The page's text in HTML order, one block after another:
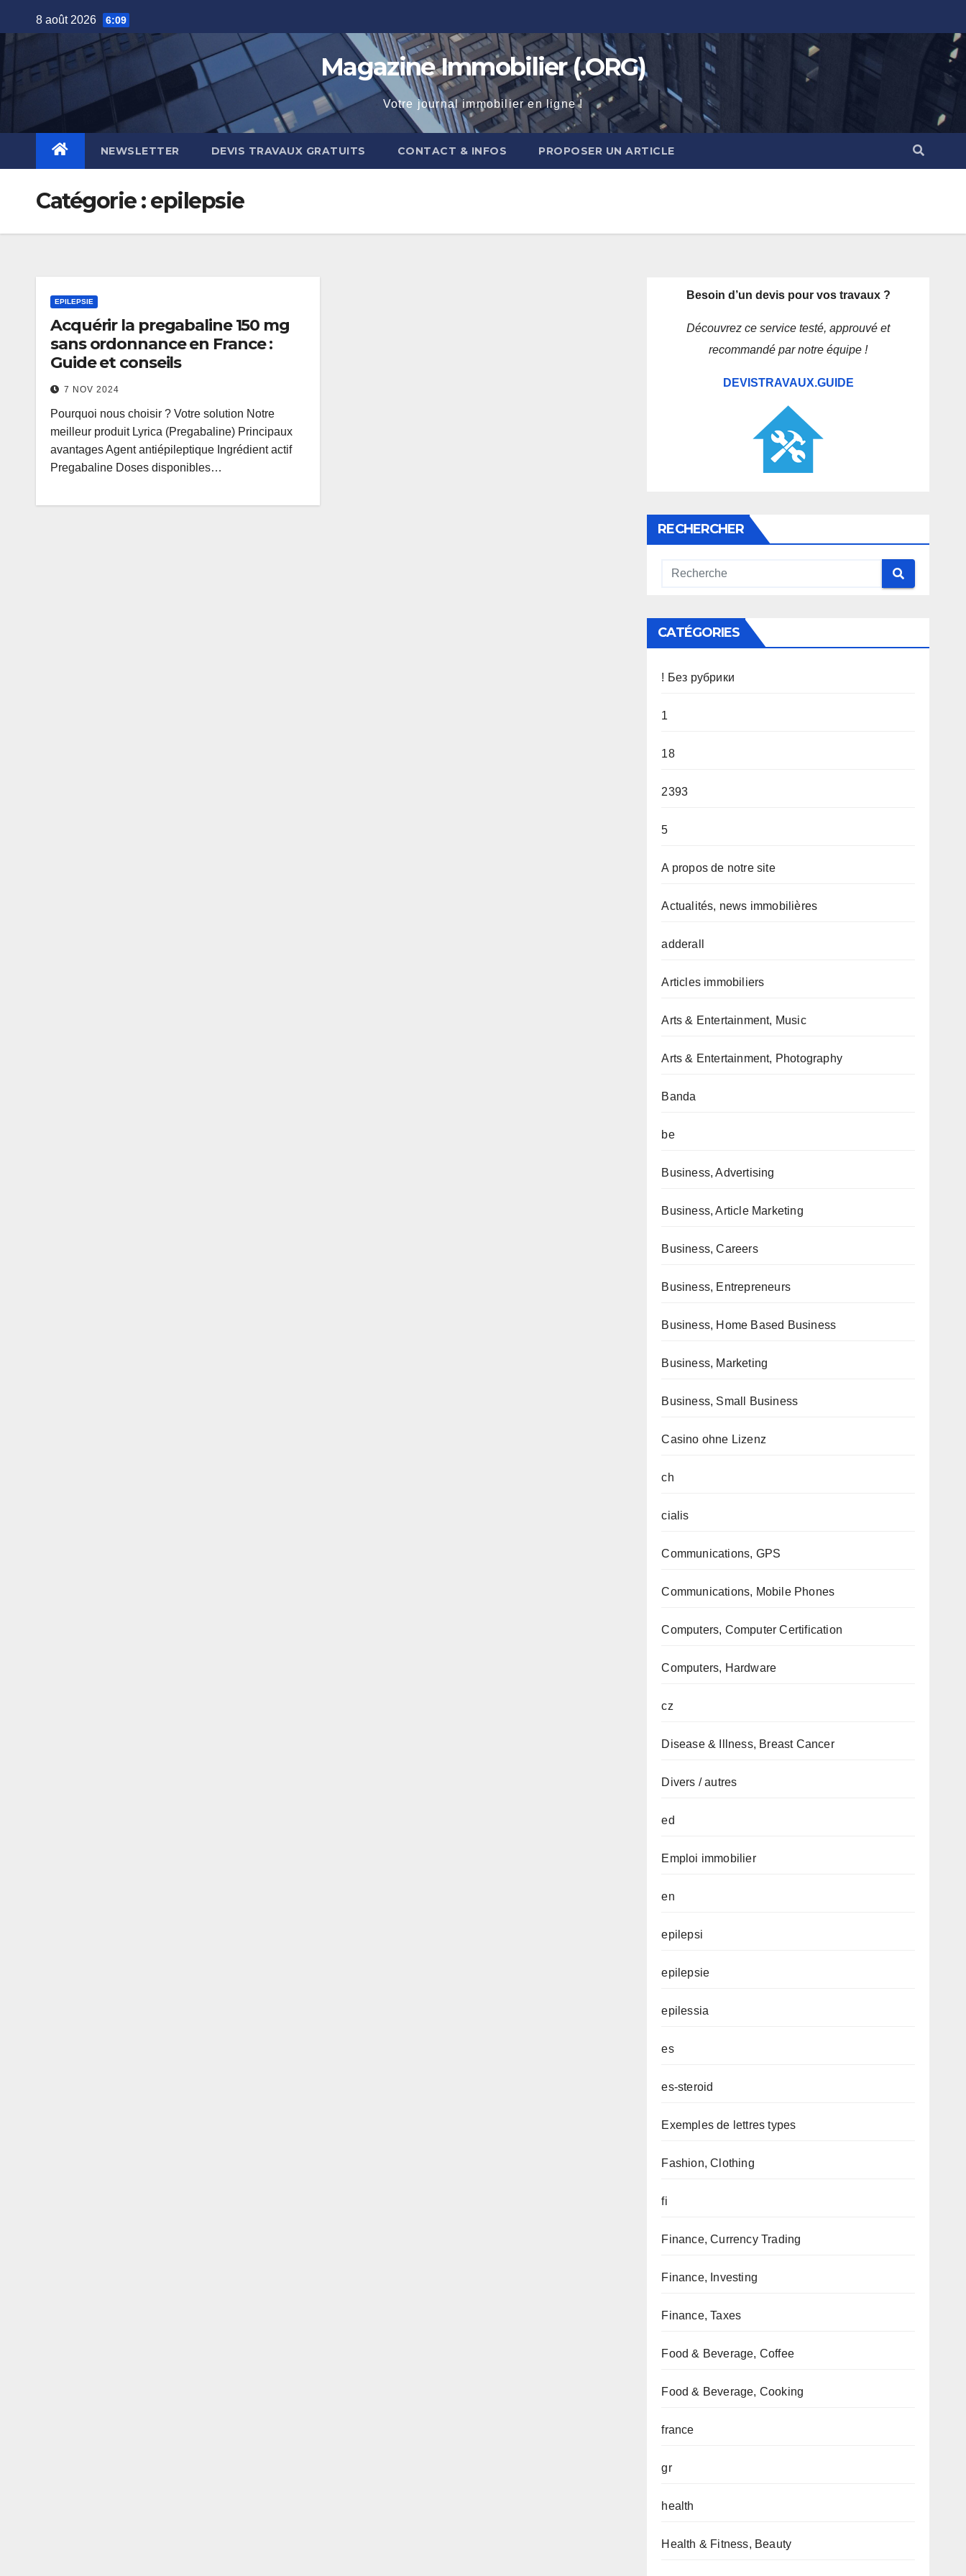
to
8 août 2026 6:09
Magazine Immobilier (.ORG)
Votre journal immobilier en ligne !
NEWSLETTER DEVIS TRAVAUX GRATUITS CONTACT & INFOS PROPOSER UN ARTICLE
Catégorie :epilepsie
EPILEPSIE
Acquérir la pregabaline 150 mg
sans ordonnance en France :
Guide et conseils
7 NOV 2024
Pourquoi nous choisir ? Votre solution Notre
meilleur produit Lyrica (Pregabaline) Principaux
avantages Agent antiépileptique Ingrédient actif
Pregabaline Doses disponibles…
Besoin d’un devis pour vos travaux ?
Découvrez ce service testé, approuvé et
recommandé par notre équipe !
DEVISTRAVAUX.GUIDE
RECHERCHER
CATÉGORIES
! Без рубрики
1
18
2393
5
A propos de notre site
Actualités, news immobilières
adderall
Articles immobiliers
Arts & Entertainment, Music
Arts & Entertainment, Photography
Banda
be
Business, Advertising
Business, Article Marketing
Business, Careers
Business, Entrepreneurs
Business, Home Based Business
Business, Marketing
Business, Small Business
Casino ohne Lizenz
ch
cialis
Communications, GPS
Communications, Mobile Phones
Computers, Computer Certification
Computers, Hardware
cz
Disease & Illness, Breast Cancer
Divers / autres
ed
Emploi immobilier
en
epilepsi
epilepsie
epilessia
es
es-steroid
Exemples de lettres types
Fashion, Clothing
fi
Finance, Currency Trading
Finance, Investing
Finance, Taxes
Food & Beverage, Coffee
Food & Beverage, Cooking
france
gr
health
Health & Fitness, Beauty